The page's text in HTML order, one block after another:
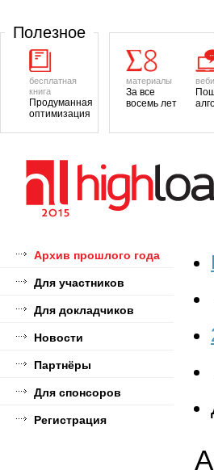
Полезное
бесплатная
книга
Продуманная
оптимизация
материалы
За все
восемь лет
Архив прошлого года
Для участников
Для докладчиков
Новости
Партнёры
Для спонсоров
Регистрация